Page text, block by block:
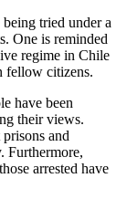
tried under a
One is reminded
regime in Chile
fellow citizens.
have been
their views.
and
Furthermore,
arrested have